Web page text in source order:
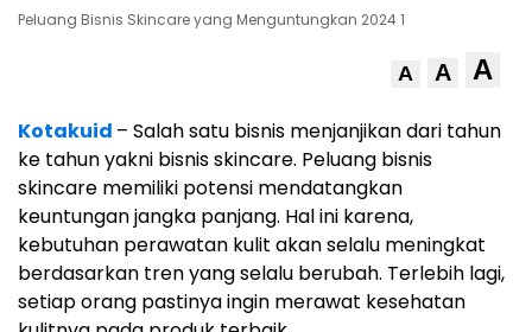
Peluang Bisnis Skincare yang Menguntungkan 2024 1
A A A
Kotakuid – Salah satu bisnis menjanjikan dari tahun
ke tahun yakni bisnis skincare. Peluang bisnis
skincare memiliki potensi mendatangkan
keuntungan jangka panjang. Hal ini karena,
kebutuhan perawatan kulit akan selalu meningkat
berdasarkan tren yang selalu berubah. Terlebih lagi,
setiap orang pastinya ingin merawat kesehatan